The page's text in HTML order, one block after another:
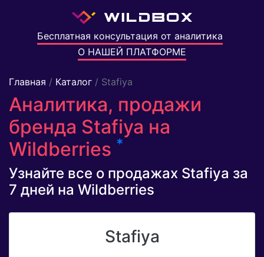
Бесплатная консультация от аналитика
О НАШЕЙ ПЛАТФОРМЕ
Главная / Каталог / Stafiya
Аналитика, продажи
бренда Stafiya на
Wildberries *
Узнайте все о продажах Stafiya за
7 дней на Wildberries
Stafiya